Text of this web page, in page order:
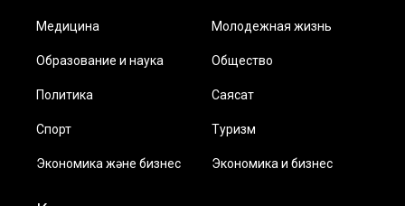
Медицина Молодежная жизнь
Образование и наука Общество
Политика Саясат
Спорт Туризм
Экономика және бизнес Экономика и бизнес